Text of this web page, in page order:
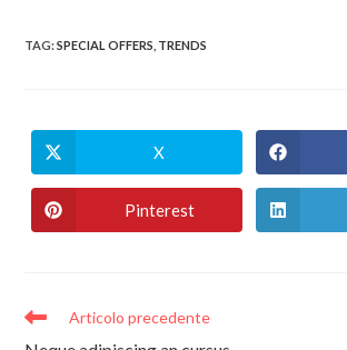
TAG:SPECIAL OFFERS TRENDS
Opens
in
a
new
window
X
Opens
in
Pinterest
Leggi
Articolo precedente